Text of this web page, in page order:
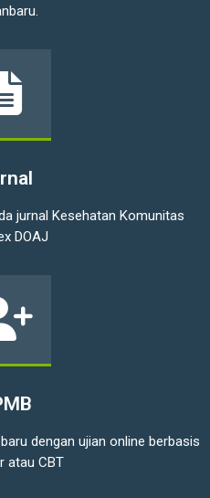
jurnal Kesehatan Komunitas
DOAJ
dengan ujian online berbasis
atau CBT